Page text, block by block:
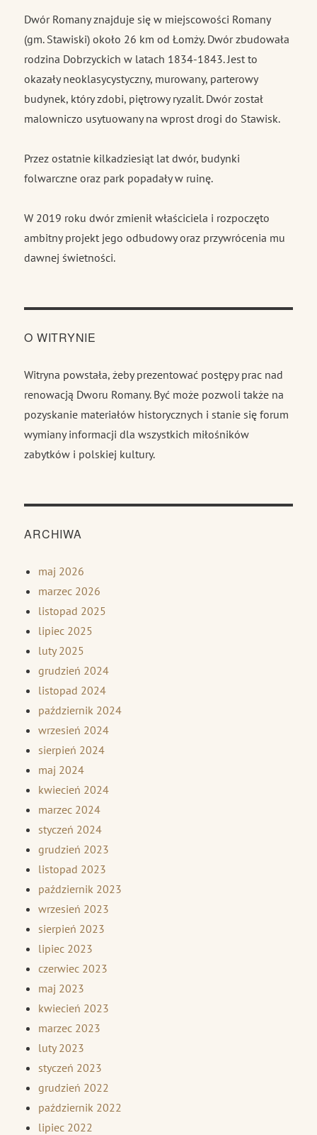
Dwór Romany znajduje się w miejscowości Romany
(gm. Stawiski) około 26 km od Łomży. Dwór zbudowała
rodzina Dobrzyckich w latach 1834-1843. Jest to
okazały neoklasycystyczny, murowany, parterowy
budynek, który zdobi, piętrowy ryzalit. Dwór został
malowniczo usytuowany na wprost drogi do Stawisk.
Przez ostatnie kilkadziesiąt lat dwór, budynki
folwarczne oraz park popadały w ruinę.
W 2019 roku dwór zmienił właściciela i rozpoczęto
ambitny projekt jego odbudowy oraz przywrócenia mu
dawnej świetności.
O WITRYNIE
Witryna powstała, żeby prezentować postępy prac nad
renowacją Dworu Romany. Być może pozwoli także na
pozyskanie materiałów historycznych i stanie się forum
wymiany informacji dla wszystkich miłośników
zabytków i polskiej kultury.
ARCHIWA
maj 2026
marzec 2026
listopad 2025
lipiec 2025
luty 2025
grudzień 2024
listopad 2024
październik 2024
wrzesień 2024
sierpień 2024
maj 2024
kwiecień 2024
marzec 2024
styczeń 2024
grudzień 2023
listopad 2023
październik 2023
wrzesień 2023
sierpień 2023
lipiec 2023
czerwiec 2023
maj 2023
kwiecień 2023
marzec 2023
luty 2023
styczeń 2023
grudzień 2022
październik 2022
lipiec 2022